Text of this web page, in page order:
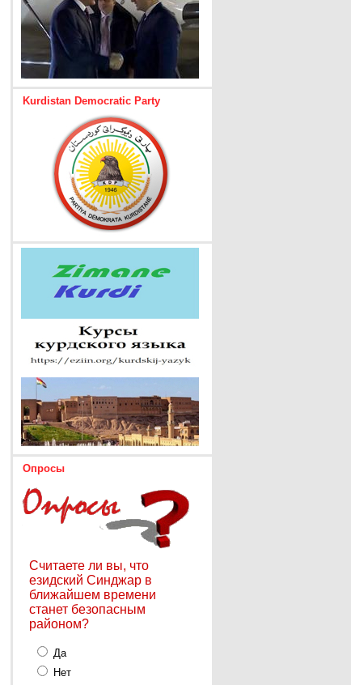
Kurdistan Democratic Party
Опросы
Считаете ли вы, что
езидский Синджар в
ближайшем времени
станет безопасным
районом?
Да
Нет